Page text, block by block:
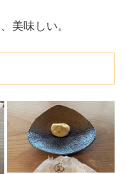
美味しい。